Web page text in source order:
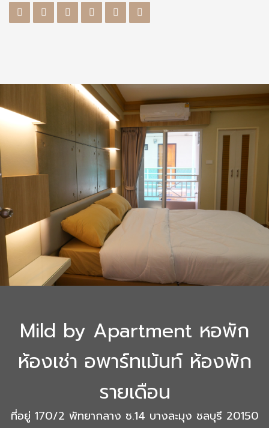
Mild by Apartment หอพัก
ห้องเช่า อพาร์ทเม้นท์ ห้องพัก
รายเดือน
ที่อยู่ 170/2 พัทยากลาง ซ.14 บางละมุง ชลบุรี 20150